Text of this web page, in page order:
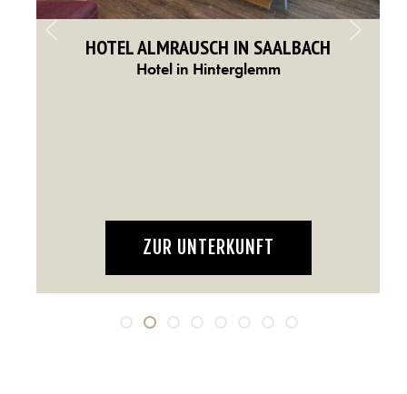
HOTEL ALMRAUSCH IN SAALBACH
Hotel in Hinterglemm
ZUR UNTERKUNFT